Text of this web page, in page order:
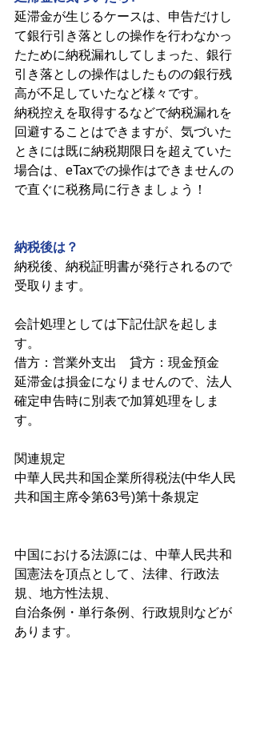
延滞金が生じるケースは、申告だけし
て銀行引き落としの操作を行わなかっ
たために納税漏れしてしまった、銀行
引き落としの操作はしたものの銀行残
高が不足していたなど様々です。
納税控えを取得するなどで納税漏れを
回避することはできますが、気づいた
ときには既に納税期限日を超えていた
場合は、eTaxでの操作はできませんの
で直ぐに税務局に行きましょう！
納税後は？
納税後、納税証明書が発行されるので
受取ります。
会計処理としては下記仕訳を起しま
す。
借方：営業外支出　貸方：現金預金
延滞金は損金になりませんので、法人
確定申告時に別表で加算処理をしま
す。
関連規定
中華人民共和国企業所得税法(中华人民
共和国主席令第63号)第十条規定
中国における法源には、中華人民共和
国憲法を頂点として、法律、行政法
規、地方性法規、
自治条例・単行条例、行政規則などが
あります。